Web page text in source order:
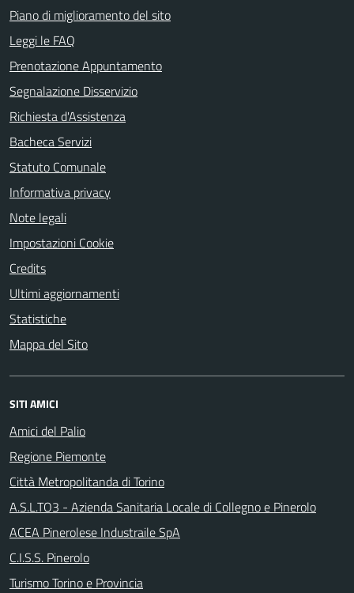
Piano di miglioramento del sito
Leggi le FAQ
Prenotazione Appuntamento
Segnalazione Disservizio
Richiesta d'Assistenza
Bacheca Servizi
Statuto Comunale
Informativa privacy
Note legali
Impostazioni Cookie
Credits
Ultimi aggiornamenti
Statistiche
Mappa del Sito
SITI AMICI
Amici del Palio
Regione Piemonte
Città Metropolitanda di Torino
A.S.L.TO3 - Azienda Sanitaria Locale di Collegno e Pinerolo
ACEA Pinerolese Industraile SpA
C.I.S.S. Pinerolo
Turismo Torino e Provincia